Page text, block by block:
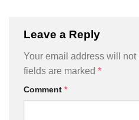
Leave a Reply
Your email address will not
fields are marked *
Comment *